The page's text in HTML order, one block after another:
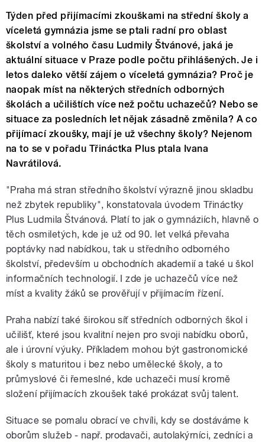
Týden před přijímacími zkouškami na střední školy a
víceletá gymnázia jsme se ptali radní pro oblast
školství a volného času Ludmily Štvánové, jaká je
aktuální situace v Praze podle počtu přihlášených. Je i
letos daleko větší zájem o víceletá gymnázia? Proč je
naopak míst na některých středních odborných
školách a učilištích více než počtu uchazečů? Nebo se
situace za posledních let nějak zásadně změnila? A co
přijímací zkoušky, mají je už všechny školy? Nejenom
na to se v pořadu Třináctka Plus ptala Ivana
Navrátilová.
"Praha má stran středního školství výrazně jinou skladbu
než zbytek republiky", konstatovala úvodem Třináctky
Plus Ludmila Štvánová. Platí to jak o gymnáziích, hlavně o
těch osmiletých, kde je už od 90. let velká převaha
poptávky nad nabídkou, tak u středního odborného
školství, především u obchodních akademií a také u škol
informačních technologií. I zde je uchazečů více než
míst a kvality žáků se prověřují v přijímacím řízení.
Praha nabízí také širokou síť středních odborných škol i
učilišť, které jsou kvalitní nejen pro svoji nabídku oborů,
ale i úrovní výuky. Příkladem mohou být gastronomické
školy s maturitou i bez nebo umělecké školy, a to
průmyslové či řemeslné, kde uchazeči musí kromě
složení přijímacích zkoušek také prokázat svůj talent.
Situace se pomalu obrací ve chvíli, kdy se dostáváme k
oborům služeb - např. prodavači, autolakýrníci, zedníci a